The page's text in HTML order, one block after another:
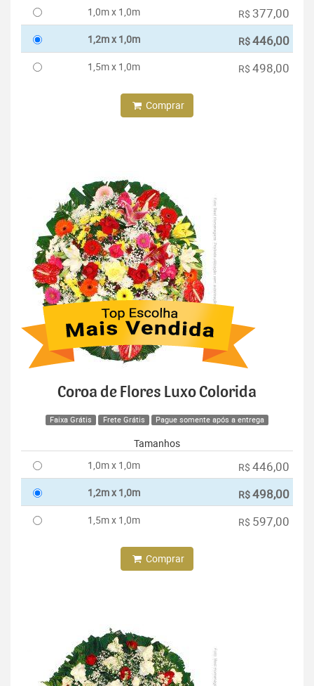
1,0m x 1,0m
R$ 377,00
1,2m x 1,0m R$446,00
1,5m x 1,0m R$ 498,00
Comprar
Coroa de Flores Luxo Colorida
Faixa Grátis Frete Grátis Pague somente após a entrega
Tamanhos
1,0m x 1,0m
R$ 446,00
1,2m x 1,0m R$498,00
1,5m x 1,0m R$ 597,00
Comprar